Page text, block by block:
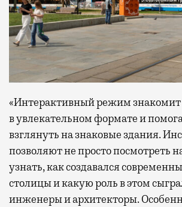
«Интерактивный режим знакомит
в увлекательном формате и
взглянуть на знаковые здания.
позволяют не просто посмотреть
узнать, как создавался
столицы и какую роль в этом
инженеры и архитекторы.